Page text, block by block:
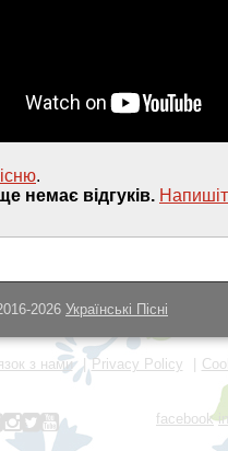
.
немає відгуків.
2026 Українські Пісні
з нами Privacy Policy
facebook